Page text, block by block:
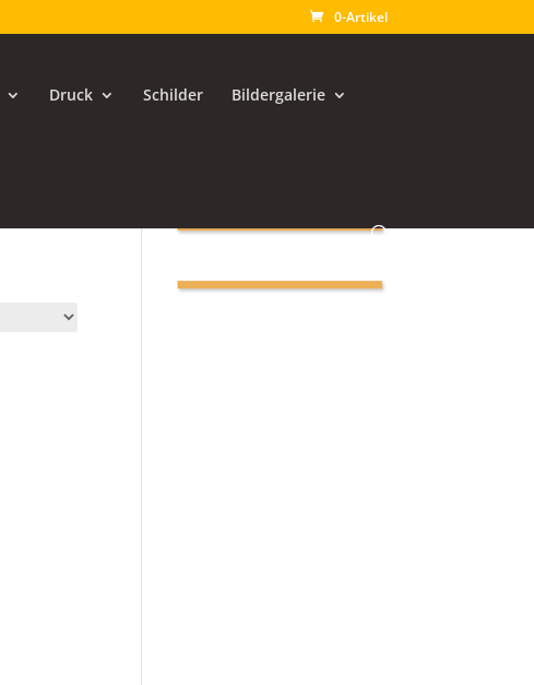
0-Artikel
Druck Schilder Bildergalerie